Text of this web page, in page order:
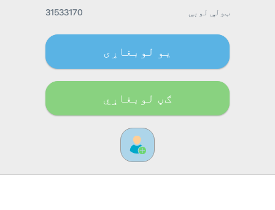
ټولې لوبې 31533170
یو لوبغاړی
ګڼ لوبغاړي